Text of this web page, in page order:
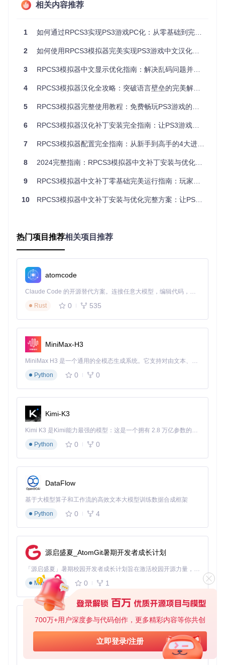
700万+用户深度参与代码创作，更多精彩内容等你共创
立即登录/注册
匹配自身需求。
这种"即插即用"的方式无需复杂操作，只需三步即可完成基础
汉化。 Windows用户需将YAML格式的汉化补丁复制到 %APPD
ATA%\rpcs3\patches\目录，Linux用户 对应路径为 ~/.con
fig/rpcs3/patches/
，而 macOS用户 则需放置在~/Librar
y/Application Support/rpcs3/patches/。关键在于确
保补丁文件名与游戏ID（如BLES12345.yml）完全一致，这是
系统自动识别的核心依据。
适用人群：首次接触模拟器、无技术背景的休闲玩家
性
方案B：内置管理器法（适合常规玩家）
RPCS3的图形界面提供了更直观的补丁管理功能。在游戏列表
板。通过"导入补丁"按钮选择本地YAML文件后，系统会自动
的优势在于支持多补丁切换和版本自动检测，特别适合同时游
玩多个游戏的用户。
适用人群：拥有多个游戏、需要频繁切换补丁的中度玩家
注意事项：启用多个补丁时需注意加载顺序，避免参数冲
突
方案C：深度配置法（适合技术进阶用户）
对于追求个性化体验的玩家，开发者模式提供了精细化控制选
存偏移地址、字体渲染参数和文本布局配置。例如通过调整
nt_size和line_spacing参数优化中文显示效果，或修改me
mory_offset解决特定文本乱码问题。这种方式需要一定的技
术基础，但能实现普通方法无法达成的定制化效果。
适用人群
注意事项：错误的参数修改可能导致游戏崩溃，建议操作
前备份原文件
场景实践：跨平台操作指南与常见问题解决
多系统操作对比
在不同操作系统中实施汉化时，需要注意路径差异和权限设
在"系统设置-安全性与隐私"中允许应用访问文件系统。三者共
同的核心验证步骤是：放置补丁后重启模拟器，在"设置-系
统"中查看"语言"选项是否已显示中文。
故障排除流程
验证文件完整性 ：检查补丁文件是否完整，推荐使用MD5
校验工具比对文件哈希值
确认路径正确：通过模拟器"设置-系统-文件管理"查看补丁
目录实际位置
检查版本匹配
范围
日志分析：在"设置-调试"中启用日志输出，通过搜索"patc
h"关键词定位加载错误
：某用户反馈汉化后部分菜单仍显示英文，
经检查发现是同时启用了多个冲突补丁，禁用其他补丁后恢复
正常；另一位用户遭遇启动崩溃，通过日志发现是补丁文件编
相关内容推荐
1 如何通过RPCS3实现PS3游戏PC化：从零基础到完美体验的完整指南
2 如何使用RPCS3模拟器完美实现PS3游戏中文汉化：从环境配置到深度优化全攻略
3 RPCS3模拟器中文显示优化指南：解决乱码问题并提升游戏体验
4 RPCS3模拟器汉化全攻略：突破语言壁垒的完美解决方案
5 RPCS3模拟器完整使用教程：免费畅玩PS3游戏的终极指南
6 RPCS3模拟器汉化补丁安装完全指南：让PS3游戏界面实现中文显示
7 RPCS3模拟器配置完全指南：从新手到高手的4大进阶模块
8 2024完整指南：RPCS3模拟器中文补丁安装与优化终极教程
9 RPCS3模拟器中文补丁零基础完美运行指南：玩家必备的游戏体验优化教程
10 RPCS3模拟器中文补丁安装与优化完整方案：让PS3游戏完美支持中文
热门项目推荐相关项目推荐
atomcode
Claude Code 的开源替代方案。连接任意大模型，编辑代码，运行命令，自动验证 — 全自动执行。用 Rust 构建，极致性能。 ｜ An open-source alternative to Claude Code. Connect any LLM, edit code, run commands, and verify changes — autonomously. Built in Rust for speed. Get Started
Rust
0 535
MiniMax-H3
MiniMax H3 是一个通用的全模态生成系统。它支持对由文本、图像、视频和音频组成的多模态上下文进行统一理解，并能生成分辨率高达 2K、时长可达 15 秒的带原生立体声音频的视频。得益于面向任务泛化的系统设计，H3 在预训练阶段就已具备广泛的多模态上下文理解与生成能力，能够出色地执行复杂的多模态指令。
Python
0 0
Kimi-K3
Kimi K3 是Kimi能力最强的模型：这是一个拥有 2.8 万亿参数的混合专家（MoE）模型，具备原生视觉理解能力，并支持 100 万 token 的上下文窗口。
Python
0 0
DataFlow
基于大模型算子和工作流的高效文本大模型训练数据合成框架
Python
0 4
源启盛夏_AtomGit暑期开发者成长计划
「源启盛夏」暑期校园开发者成长计划旨在激活校园开源力量，通过积分激励、认证扶持、资源倾斜等形式，引导高校组织和开发者完成「入驻 — 建项目 — 做贡献 — 获认证 — 得资源」的完整闭环。无论你是想带领社团入驻平台的组织者，还是希望用代码贡献证明自己的开发者，都能在这里找到属于你的成长路径。
Markdown
0 1
py-xiaozhi
基于Python的Xiaozhi AI，适用于想要完整Xiaozhi体验而无需拥有专用硬件的用户。
Python
0 1